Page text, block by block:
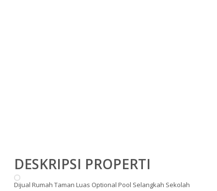
DESKRIPSI PROPERTI
Dijual Rumah Taman Luas Optional Pool Selangkah Sekolah